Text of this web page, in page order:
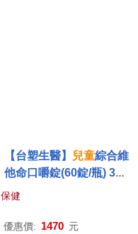
【台塑生醫】 兒童綜合維
他命口嚼錠(60錠/瓶) 3瓶/
保健
優惠價: 1470 元